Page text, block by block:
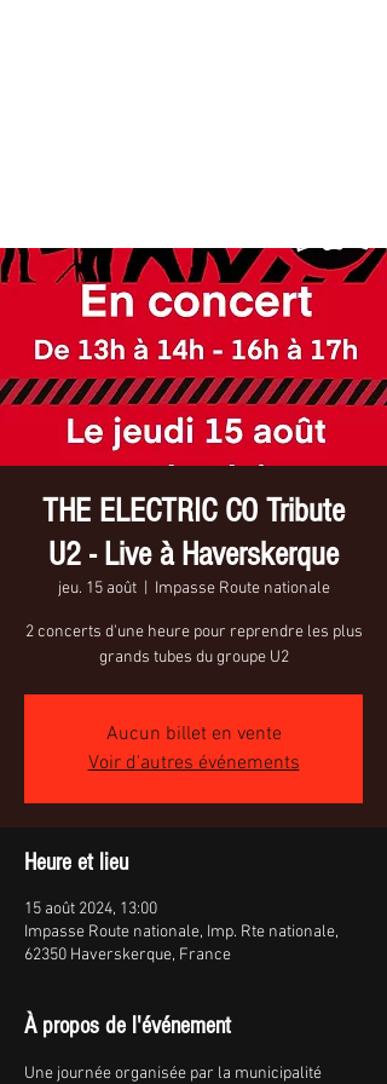
THE ELECTRIC CO Tribute
U2 - Live à Haverskerque
jeu. 15 août
  |
Impasse Route nationale
2 concerts d'une heure pour reprendre les plus
grands tubes du groupe U2
Aucun billet en vente
Voir d'autres événements
Heure et lieu
15 août 2024, 13:00
Impasse Route nationale, Imp. Rte nationale,
62350 Haverskerque, France
À propos de l'événement
Une journée organisée par la municipalité